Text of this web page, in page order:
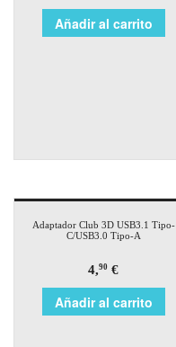
Añadir al carrito
Adaptador Club 3D USB3.1 Tipo-
C/USB3.0 Tipo-A
4,90 €
Añadir al carrito